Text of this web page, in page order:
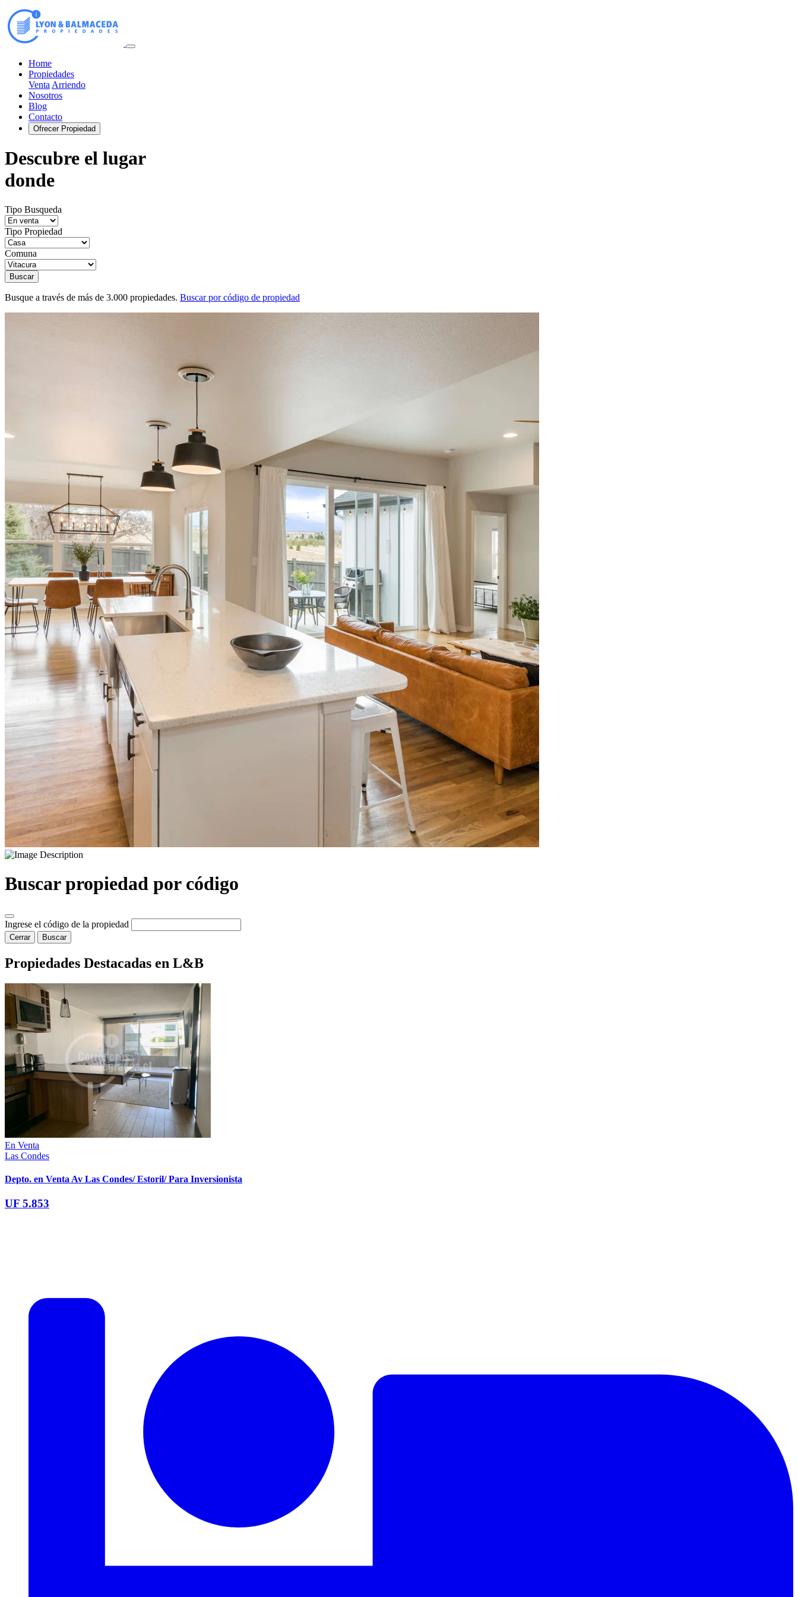
Home
Propiedades
Venta Arriendo
Nosotros
Blog
Contacto
Ofrecer Propiedad
Descubre el lugar
donde
Tipo Busqueda
Tipo Propiedad
Comuna
Buscar
Busque a través de más de 3.000 propiedades. Buscar por código de propiedad
Buscar propiedad por código
Ingrese el código de la propiedad
Cerrar Buscar
Propiedades Destacadas en L&B
En Venta
Las Condes
Depto. en Venta Av Las Condes/ Estoril/ Para Inversionista
UF 5.853